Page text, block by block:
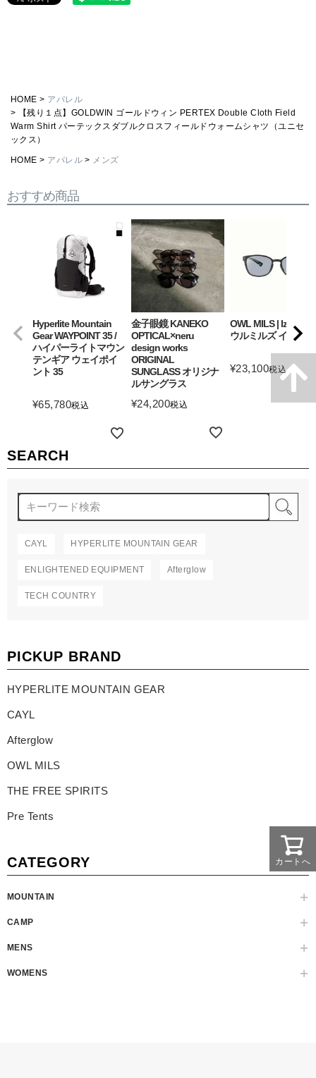
SEARCH
CAYL HYPERLITE MOUNTAIN GEAR
ENLIGHTENED EQUIPMENT Afterglow
TECH COUNTRY
PICKUP BRAND
HYPERLITE MOUNTAIN GEAR
CAYL
Afterglow
OWL MILS
THE FREE SPIRITS
Pre Tents
CATEGORY
MOUNTAIN
CAMP
MENS
WOMENS
HOME
アパレル
【残り１点】GOLDWIN ゴールドウィン PERTEX Double Cloth Field
Warm Shirt パーテックスダブルクロスフィールドウォームシャツ（ユニセ
ックス）
HOME アパレル メンズ
おすすめ商品
Hyperlite Mountain
Gear WAYPOINT 35 /
ハイパーライトマウン
テンギア ウェイポイ
ント 35
¥65,780税込
金子眼鏡 KANEKO
OPTICAL×neru
design works
ORIGINAL
SUNGLASS オリジナ
ルサングラス
¥24,200税込
OWL MILS | Izanagi
ウルミルズ イザナギ
¥23,100税込
カートへ